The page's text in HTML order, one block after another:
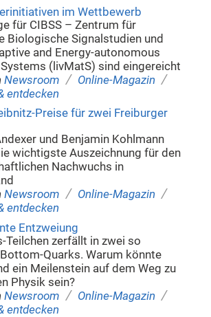
im Wettbewerb
für CIBSS – Zentrum für
Biologische Signalstudien und
and Energy-autonomous
(livMatS) sind eingereicht
Newsroom / Online-Magazin /
entdecken
Preise für zwei Freiburger
und Benjamin Kohlmann
wichtigste Auszeichnung für den
Nachwuchs in
Newsroom / Online-Magazin /
entdecken
Entzweiung
Teilchen zerfällt in zwei so
Quarks. Warum könnte
ein Meilenstein auf dem Weg zu
Physik sein?
Newsroom / Online-Magazin /
entdecken